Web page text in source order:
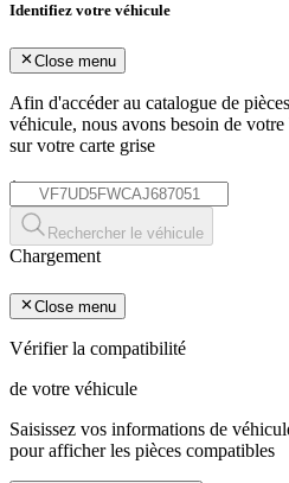
Identifiez votre véhicule
Close menu
Afin d'accéder au catalogue de
véhicule, nous avons besoin de votre
sur votre carte grise
*
Rechercher le véhicule
Chargement
Close menu
Vérifier la compatibilité
de votre véhicule
Saisissez vos informations de
pour afficher les pièces compatibles